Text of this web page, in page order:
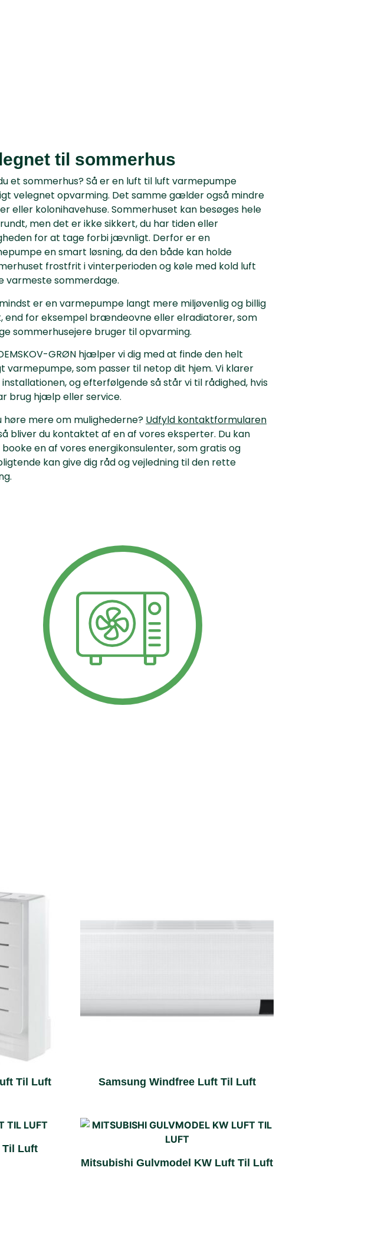
til sommerhus
et sommerhus? Så er en luft til luft varmepumpe
velegnet opvarming. Det samme gælder også mindre
eller kolonihavehuse. Sommerhuset kan besøges hele
men det er ikke sikkert, du har tiden eller
for at tage forbi jævnligt. Derfor er en
en smart løsning, da den både kan holde
frostfrit i vinterperioden og køle med kold luft
varmeste sommerdage.
er en varmepumpe langt mere miljøvenlig og billig
end for eksempel brændeovne eller elradiatorer, som
sommerhusejere bruger til opvarming.
GRØN hjælper vi dig med at finde den helt
varmepumpe, som passer til netop dit hjem. Vi klarer
installationen, og efterfølgende så står vi til rådighed, hvis
brug hjælp eller service.
høre mere om mulighederne? Udfyld kontaktformularen
bliver du kontaktet af en af vores eksperter. Du kan
booke en af vores energikonsulenter, som gratis og
kan give dig råd og vejledning til den rette
Til Luft Samsung Windfree Luft Til Luft
Til Luft
Mitsubishi Gulvmodel KW Luft Til Luft